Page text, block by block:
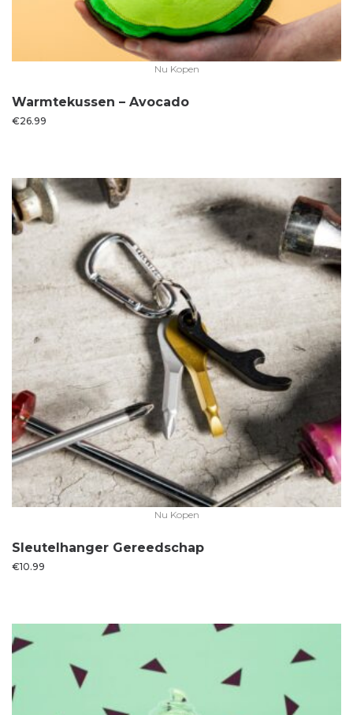
Nu Kopen
Warmtekussen – Avocado
€26.99
Nu Kopen
Sleutelhanger Gereedschap
€10.99